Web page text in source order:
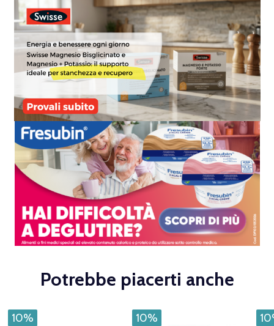
Potrebbe piacerti anche
10% 10%